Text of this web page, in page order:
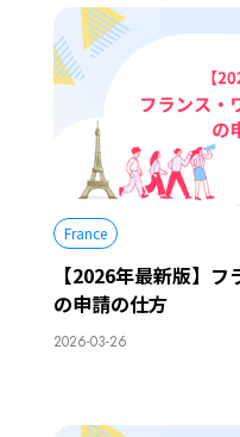
France
【2026年最新版】
の申請の仕方
2026-03-26